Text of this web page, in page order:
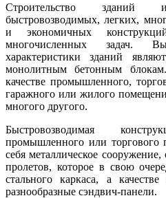
Строительство зданий
быстровозводимых, легких,
и экономичных
многочисленных задач.
характеристики зданий
монолитным бетонным
качестве промышленного,
гаражного или жилого
многого другого.
Быстровозводимая
промышленного или торгового
себя металлическое
пролетов, которое в свою
стального каркаса, а
разнообразные сэндвич-панели.